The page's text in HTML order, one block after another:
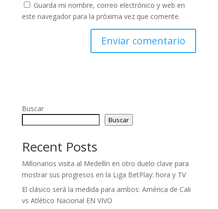
Guarda mi nombre, correo electrónico y web en
este navegador para la próxima vez que comente.
Buscar
Buscar
Recent Posts
Millonarios visita al Medellín en otro duelo clave para
mostrar sus progresos en la Liga BetPlay: hora y TV
El clásico será la medida para ambos: América de Cali
vs Atlético Nacional EN VIVO